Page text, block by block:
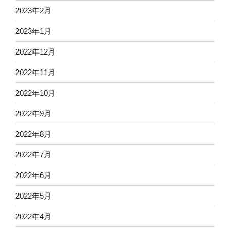
2023年2月
2023年1月
2022年12月
2022年11月
2022年10月
2022年9月
2022年8月
2022年7月
2022年6月
2022年5月
2022年4月